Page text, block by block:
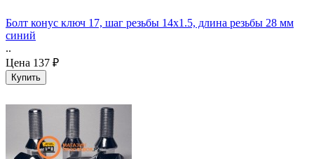
Болт конус ключ 17, шаг резьбы 14х1.5, длина резьбы 28 мм
синий
..
Цена 137 ₽